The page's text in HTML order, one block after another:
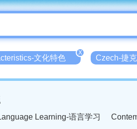
文化特色
X
Czech-捷
Learning-语言学习